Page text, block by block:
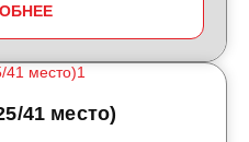
41 место)